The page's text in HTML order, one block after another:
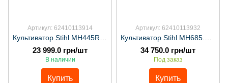
Артикул: 62410113914
23 999.0 грн/шт
В наличии
Купить
Артикул: 62410113932
34 750.0 грн/шт
Под заказ
Купить